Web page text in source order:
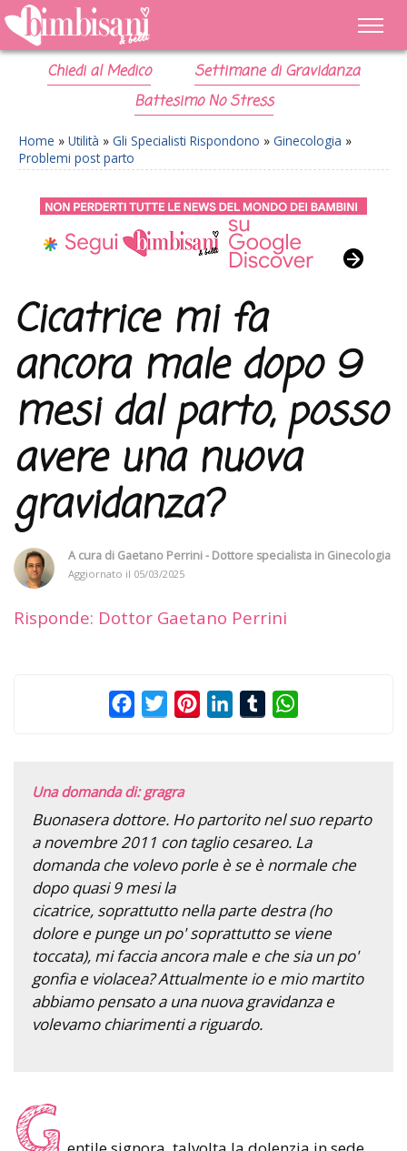
Chiedi al Medico
Settimane di Gravidanza
Battesimo No Stress
Home » Utilità » Gli Specialisti Rispondono » Ginecologia »
Problemi post parto
Cicatrice mi fa
ancora male dopo 9
mesi dal parto, posso
avere una nuova
gravidanza?
A cura di Gaetano Perrini - Dottore specialista in Ginecologia
Aggiornato il 05/03/2025
Risponde: Dottor Gaetano Perrini
FacebookTwitterPinterestLinkedInTumblr
Una domanda di: gragra
Buonasera dottore. Ho partorito nel suo reparto
a novembre 2011 con taglio cesareo. La
domanda che volevo porle è se è normale che
dopo quasi 9 mesi la
cicatrice, soprattutto nella parte destra (ho
dolore e punge un po' soprattutto se viene
toccata), mi faccia ancora male e che sia un po'
gonfia e violacea? Attualmente io e mio martito
abbiamo pensato a una nuova gravidanza e
volevamo chiarimenti a riguardo.
G